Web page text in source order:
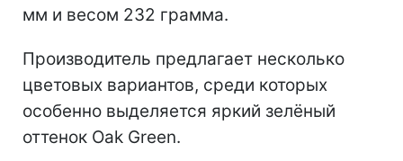
мм и весом 232 грамма.
Производитель предлагает несколько
цветовых вариантов, среди которых
особенно выделяется яркий зелёный
оттенок Oak Green.